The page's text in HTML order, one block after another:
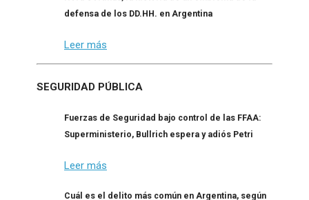
defensa de los DD.HH. en Argentina
Leer más
SEGURIDAD PÚBLICA
Fuerzas de Seguridad bajo control de las FFAA:
Superministerio, Bullrich espera y adiós Petri
Leer más
Cuál es el delito más común en Argentina, según